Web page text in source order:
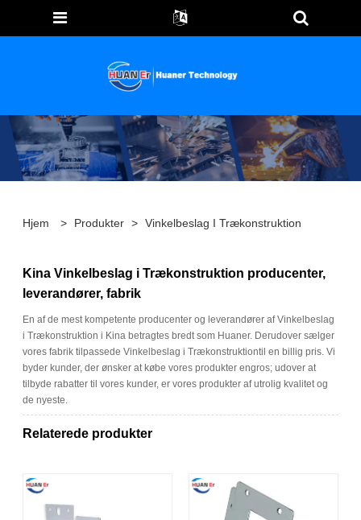
Hjem > Produkter > Vinkelbeslag I Trækonstruktion
Kina Vinkelbeslag i Trækonstruktion producenter,
leverandører, fabrik
En af de mest kompetente producenter og leverandører af Vinkelbeslag
i Trækonstruktion i Kina betragtes bredt som Huaner. Derudover sælger
vores fabrik tilpassede Vinkelbeslag i Trækonstruktiontil en billig pris. Vi
byder kunder, der ønsker at købe vores produkter engros; udover at
tilbyde rabatter til vores kunder, er vores produkter af utrolig kvalitet og
de nyeste.
Relaterede produkter